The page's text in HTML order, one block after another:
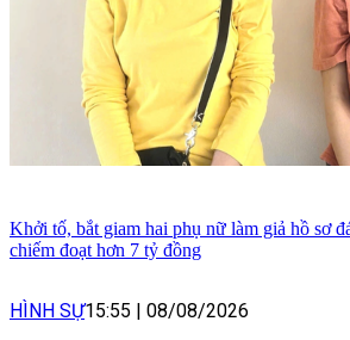
Khởi tố, bắt giam hai phụ nữ làm giả hồ sơ
chiếm đoạt hơn 7 tỷ đồng
HÌNH SỰ15:55 08/08/2026